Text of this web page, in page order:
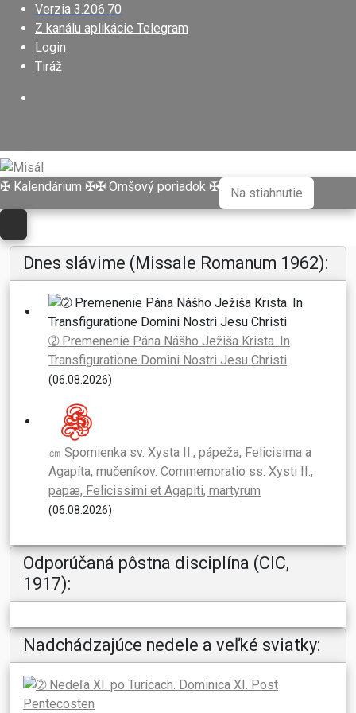
Verzia 3.206.70
Z kanálu aplikácie Telegram
Login
Tiráž
✠ Kalendárium ✠✠ Omšový poriadok ✠ Na stiahnutie
Dnes slávime (Missale Romanum 1962):
➁ Premenenie Pána Nášho Ježiša Krista. In
Transfiguratione Domini Nostri Jesu Christi
(06.08.2026)
㎝ Spomienka sv. Xysta II., pápeža, Felicisima a
Agapíta, mučeníkov. Commemoratio ss. Xysti II.,
papæ, Felicissimi et Agapiti, martyrum
(06.08.2026)
Odporúčaná pôstna disciplína (CIC,
1917):
Nadchádzajúce nedele a veľké sviatky: